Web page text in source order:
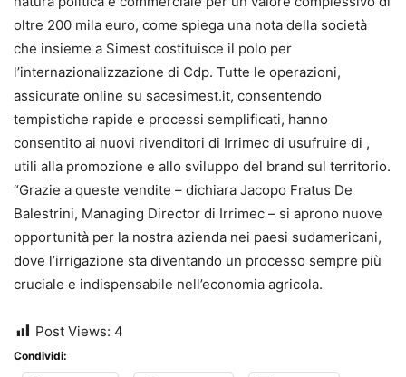
oltre 200 mila euro, come spiega una nota della società
che insieme a Simest costituisce il polo per
l’internazionalizzazione di Cdp. Tutte le operazioni,
assicurate online su sacesimest.it, consentendo
tempistiche rapide e processi semplificati, hanno
consentito ai nuovi rivenditori di Irrimec di usufruire di ,
utili alla promozione e allo sviluppo del brand sul territorio.
“Grazie a queste vendite – dichiara Jacopo Fratus De
Balestrini, Managing Director di Irrimec – si aprono nuove
opportunità per la nostra azienda nei paesi sudamericani,
dove l’irrigazione sta diventando un processo sempre più
cruciale e indispensabile nell’economia agricola.
Post Views: 4
Condividi: